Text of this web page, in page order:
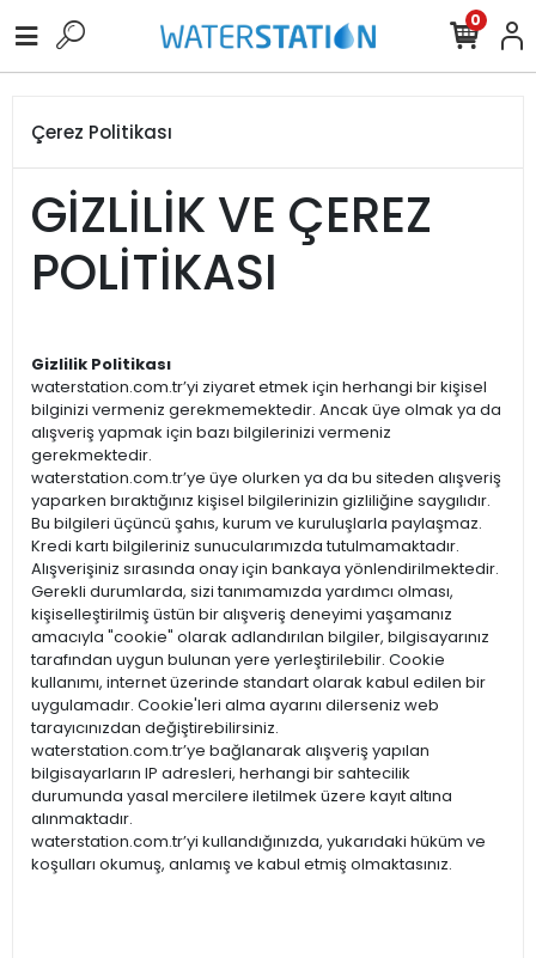
0
Çerez Politikası
GİZLİLİK VE ÇEREZ
POLİTİKASI
Gizlilik Politikası
waterstation.com.tr’yi ziyaret etmek için herhangi bir kişisel
bilginizi vermeniz gerekmemektedir. Ancak üye olmak ya da
alışveriş yapmak için bazı bilgilerinizi vermeniz
gerekmektedir.
waterstation.com.tr’ye üye olurken ya da bu siteden alışveriş
yaparken bıraktığınız kişisel bilgilerinizin gizliliğine saygılıdır.
Bu bilgileri üçüncü şahıs, kurum ve kuruluşlarla paylaşmaz.
Kredi kartı bilgileriniz sunucularımızda tutulmamaktadır.
Alışverişiniz sırasında onay için bankaya yönlendirilmektedir.
Gerekli durumlarda, sizi tanımamızda yardımcı olması,
kişiselleştirilmiş üstün bir alışveriş deneyimi yaşamanız
amacıyla "cookie" olarak adlandırılan bilgiler, bilgisayarınız
tarafından uygun bulunan yere yerleştirilebilir. Cookie
kullanımı, internet üzerinde standart olarak kabul edilen bir
uygulamadır. Cookie'leri alma ayarını dilerseniz web
tarayıcınızdan değiştirebilirsiniz.
waterstation.com.tr’ye bağlanarak alışveriş yapılan
bilgisayarların IP adresleri, herhangi bir sahtecilik
durumunda yasal mercilere iletilmek üzere kayıt altına
alınmaktadır.
waterstation.com.tr’yi kullandığınızda, yukarıdaki hüküm ve
koşulları okumuş, anlamış ve kabul etmiş olmaktasınız.